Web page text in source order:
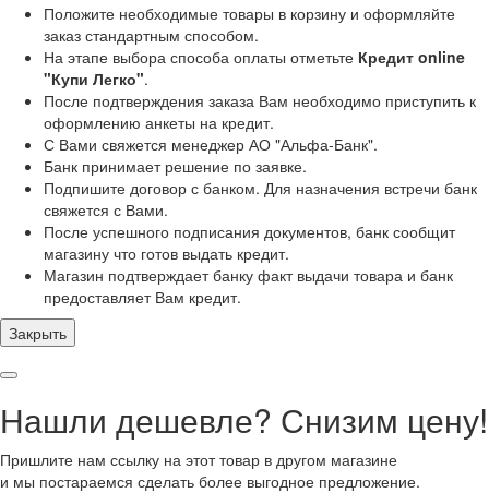
Положите необходимые товары в корзину и оформляйте
заказ стандартным способом.
На этапе выбора способа оплаты отметьте Кредит online
"Купи Легко".
После подтверждения заказа Вам необходимо приступить к
оформлению анкеты на кредит.
С Вами свяжется менеджер АО "Альфа-Банк".
Банк принимает решение по заявке.
Подпишите договор с банком. Для назначения встречи банк
свяжется с Вами.
После успешного подписания документов, банк сообщит
магазину что готов выдать кредит.
Магазин подтверждает банку факт выдачи товара и банк
предоставляет Вам кредит.
Закрыть
Нашли дешевле? Снизим цену!
Пришлите нам ссылку на этот товар в другом магазине
и мы постараемся сделать более выгодное предложение.